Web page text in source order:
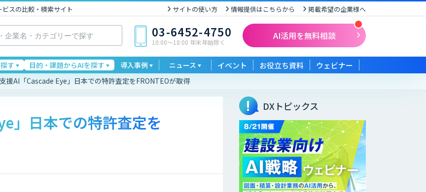
スの比較・検索サイト サイトの使い方 情報提供はこちらから 掲載希望の企業様へ
03-6452-4750
10:00〜18:00 年末年始除く
AI活用を無料相談
す 目的・課題からAIを探す 導入事例 ニュース イベント お役立ち資料 ウェビナー
援AI「Cascade Eye」日本での特許査定をFRONTEOが取得
」日本での特許査定を
DXトピックス